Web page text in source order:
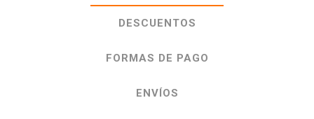
DESCUENTOS
FORMAS DE PAGO
ENVÍOS